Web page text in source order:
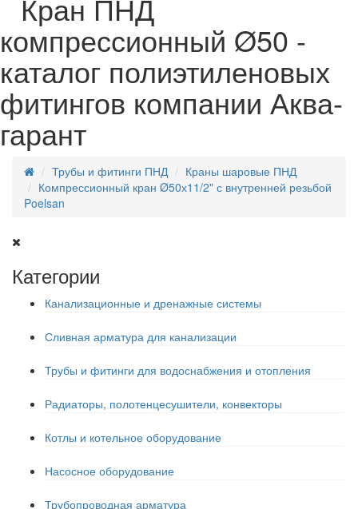
Кран ПНД
компрессионный Ø50 -
каталог полиэтиленовых
фитингов компании Аква-
гарант
Трубы и фитинги ПНД
Краны шаровые ПНД
Компрессионный кран Ø50х11/2" с внутренней резьбой
Poelsan
Категории
Канализационные и дренажные системы
Сливная арматура для канализации
Трубы и фитинги для водоснабжения и отопления
Радиаторы, полотенцесушители, конвекторы
Котлы и котельное оборудование
Насосное оборудование
Трубопроводная арматура